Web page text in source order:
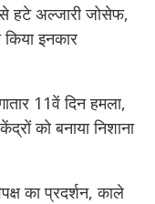
हटे अल्जारी जोसेफ,
इनकार
11वें दिन हमला,
को बनाया निशाना
का प्रदर्शन, काले